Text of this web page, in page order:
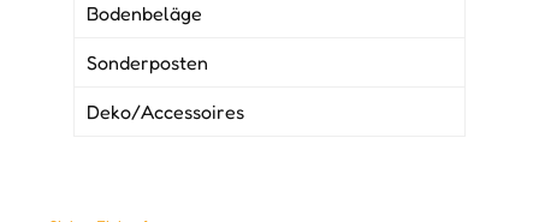
Bodenbeläge
Sonderposten
Deko/Accessoires